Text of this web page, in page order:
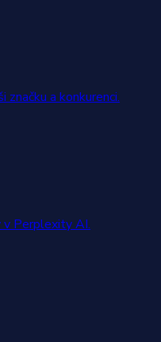
a konkurenci.
Perplexity AI.